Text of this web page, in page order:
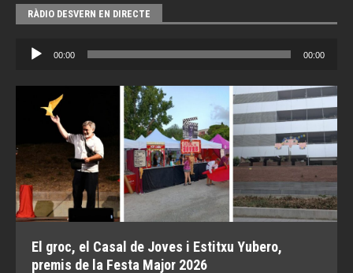
RÀDIO DESVERN EN DIRECTE
Reproductor
d'àudio
00:00 00:00
El groc, el Casal de Joves i Estitxu Yubero,
premis de la Festa Major 2026